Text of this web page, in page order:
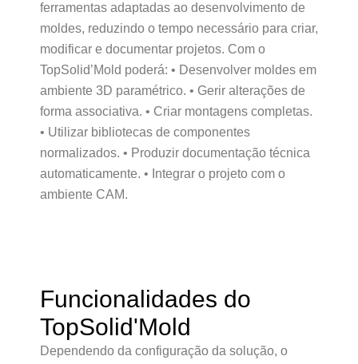
ferramentas adaptadas ao desenvolvimento de
moldes, reduzindo o tempo necessário para criar,
modificar e documentar projetos. Com o
TopSolid’Mold poderá: • Desenvolver moldes em
ambiente 3D paramétrico. • Gerir alterações de
forma associativa. • Criar montagens completas.
• Utilizar bibliotecas de componentes
normalizados. • Produzir documentação técnica
automaticamente. • Integrar o projeto com o
ambiente CAM.
Funcionalidades do
TopSolid'Mold
Dependendo da configuração da solução, o